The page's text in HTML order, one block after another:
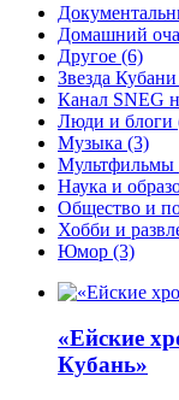
Домашний
Другое (6)
Звезда
Канал SNEG
Люди и блоги
Музыка (3)
Мультфильмы
Наука и
Общество и
Хобби и
Юмор (3)
«Ейские
Кубань»